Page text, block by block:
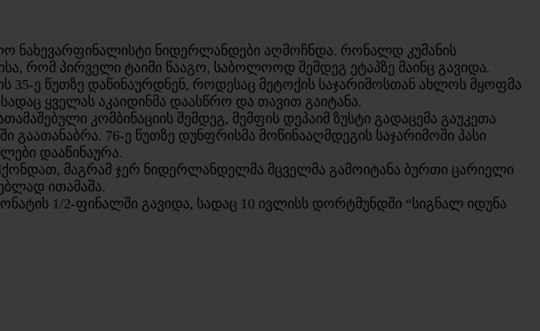
ნახევარფინალისტი ნიდერლანდები აღმოჩნდა. რონალდ კუმანის
რომ პირველი ტაიმი წააგო, საბოლოოდ შემდეგ ეტაპზე მაინც გავიდა.
ე წუთზე დაწინაურდნენ, როდესაც მეტოქის საჯარიმოსთან ახლოს მყოფმა
ყველას აკაიდინმა დაასწრო და თავით გაიტანა.
კომბინაციის შემდეგ, მემფის დეპაიმ ზუსტი გადაცემა გაუკეთა
76-ე წუთზე დუნფრისმა მოწინააღმდეგის საჯარიმოში პასი
დააწინაურა.
მაგრამ ჯერ ნიდერლანდელმა მცველმა გამოიტანა ბურთი ცარიელი
ითამაშა.
1/2-ფინალში გავიდა, სადაც 10 ივლისს დორტმუნდში “სიგნალ იდუნა